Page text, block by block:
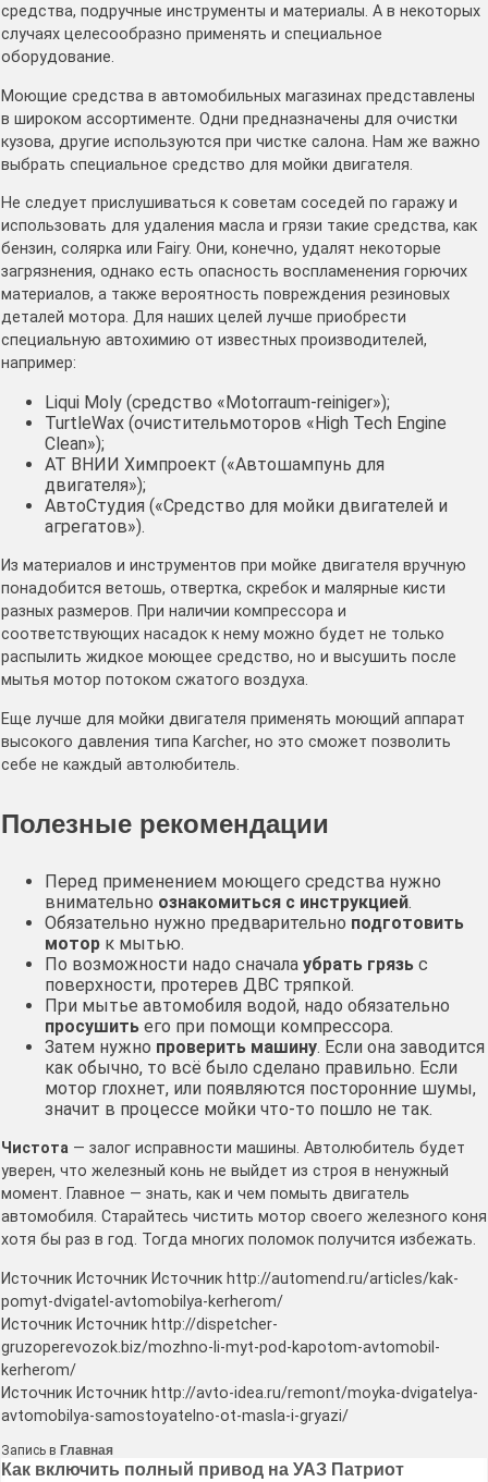
средства, подручные инструменты и материалы. А в некоторых
случаях целесообразно применять и специальное
оборудование.
Моющие средства в автомобильных магазинах представлены
в широком ассортименте. Одни предназначены для очистки
кузова, другие используются при чистке салона. Нам же важно
выбрать специальное средство для мойки двигателя.
Не следует прислушиваться к советам соседей по гаражу и
использовать для удаления масла и грязи такие средства, как
бензин, солярка или Fairy. Они, конечно, удалят некоторые
загрязнения, однако есть опасность воспламенения горючих
материалов, а также вероятность повреждения резиновых
деталей мотора. Для наших целей лучше приобрести
специальную автохимию от известных производителей,
например:
Liqui Moly (средство «Motorraum-reiniger»);
TurtleWax (очистительмоторов «High Tech Engine
Clean»);
АТ ВНИИ Химпроект («Автошампунь для
двигателя»);
АвтоСтудия («Средство для мойки двигателей и
агрегатов»).
Из материалов и инструментов при мойке двигателя вручную
понадобится ветошь, отвертка, скребок и малярные кисти
разных размеров. При наличии компрессора и
соответствующих насадок к нему можно будет не только
распылить жидкое моющее средство, но и высушить после
мытья мотор потоком сжатого воздуха.
Еще лучше для мойки двигателя применять моющий аппарат
высокого давления типа Karcher, но это сможет позволить
себе не каждый автолюбитель.
Полезные рекомендации
Перед применением моющего средства нужно
внимательно ознакомиться с инструкцией.
Обязательно нужно предварительно подготовить
мотор к мытью.
По возможности надо сначала убрать грязь с
поверхности, протерев ДВС тряпкой.
При мытье автомобиля водой, надо обязательно
просушить его при помощи компрессора.
Затем нужно проверить машину. Если она заводится
как обычно, то всё было сделано правильно. Если
мотор глохнет, или появляются посторонние шумы,
значит в процессе мойки что-то пошло не так.
Чистота — залог исправности машины. Автолюбитель будет
уверен, что железный конь не выйдет из строя в ненужный
момент. Главное — знать, как и чем помыть двигатель
автомобиля. Старайтесь чистить мотор своего железного коня
хотя бы раз в год. Тогда многих поломок получится избежать.
Источник Источник Источник http://automend.ru/articles/kak-
pomyt-dvigatel-avtomobilya-kerherom/
Источник Источник http://dispetcher-
gruzoperevozok.biz/mozhno-li-myt-pod-kapotom-avtomobil-
kerherom/
Источник Источник http://avto-idea.ru/remont/moyka-dvigatelya-
avtomobilya-samostoyatelno-ot-masla-i-gryazi/
Запись в Главная
Навигация
Как включить полный привод на УАЗ Патриот